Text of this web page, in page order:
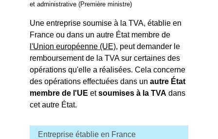
et administrative (Première ministre)
Une entreprise soumise à la TVA, établie en
France ou dans un autre État membre de
l'Union européenne (UE), peut demander le
remboursement de la TVA sur certaines des
opérations qu'elle a réalisées. Cela concerne
des opérations effectuées dans unautre État
membre de l'UE etsoumises à la TVA dans
cet autre État.
Entreprise établie en France